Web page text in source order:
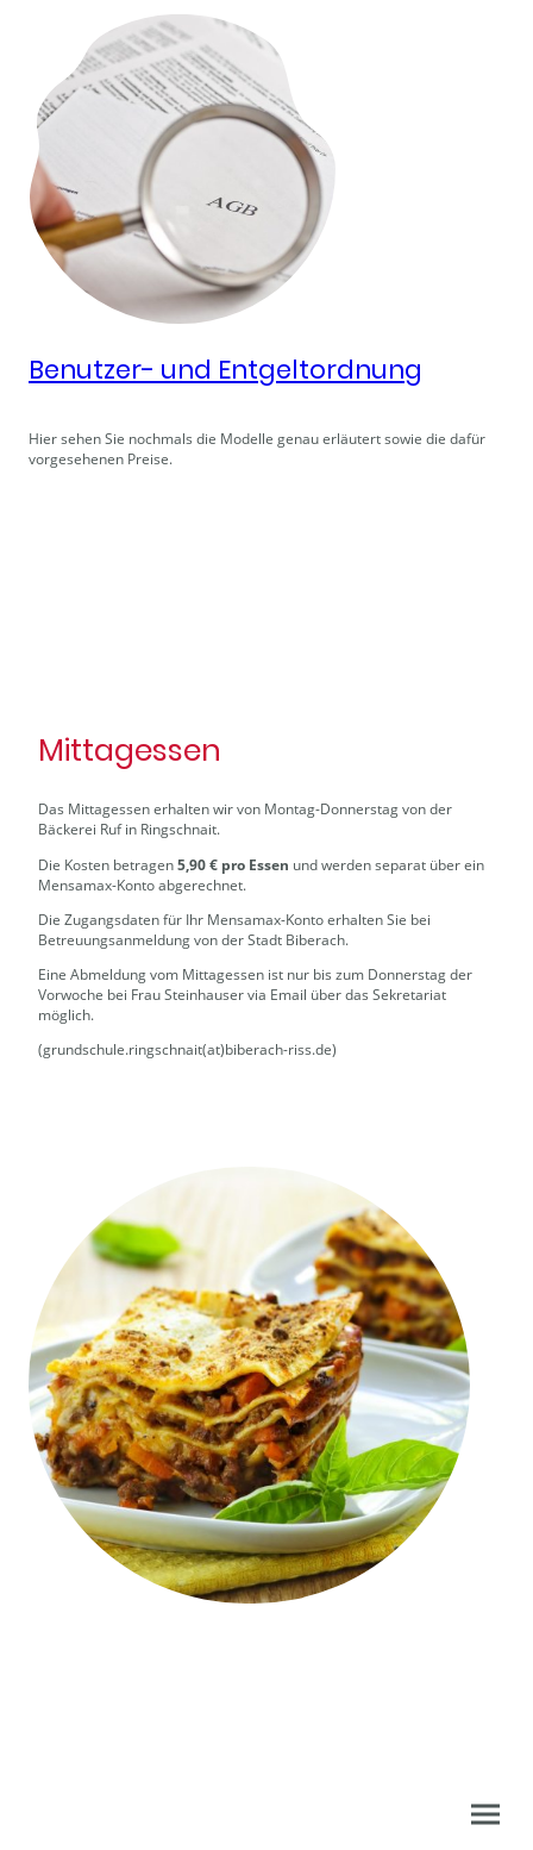
Benutzer- und Entgeltordnung
Hier sehen Sie nochmals die Modelle genau erläutert sowie die dafür
vorgesehenen Preise.
Mittagessen
Das Mittagessen erhalten wir von Montag-Donnerstag von der
Bäckerei Ruf in Ringschnait.
Die Kosten betragen5,90 € pro Essen und werden separat über ein
Mensamax-Konto abgerechnet.
Die Zugangsdaten für Ihr Mensamax-Konto erhalten Sie bei
Betreuungsanmeldung von der Stadt Biberach.
Eine Abmeldung vom Mittagessen ist nur bis zum Donnerstag der
Vorwoche bei Frau Steinhauser via Email über das Sekretariat
möglich.
(grundschule.ringschnait(at)biberach-riss.de)